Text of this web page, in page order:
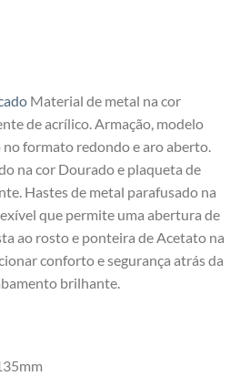
Material de metal na cor
de acrílico. Armação, modelo
formato redondo e aro aberto.
na cor Dourado e plaqueta de
Hastes de metal parafusado na
que permite uma abertura de
ao rosto e ponteira de Acetato na
conforto e segurança atrás da
brilhante.